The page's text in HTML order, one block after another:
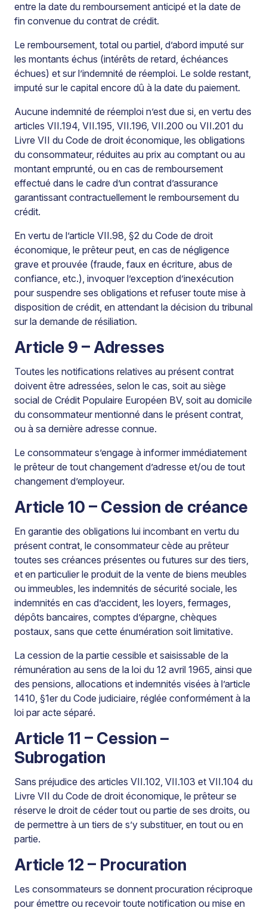
entre la date du remboursement anticipé et la date de
fin convenue du contrat de crédit.
Le remboursement, total ou partiel, d’abord imputé sur
les montants échus (intérêts de retard, échéances
échues) et sur l’indemnité de réemploi. Le solde restant,
imputé sur le capital encore dû à la date du paiement.
Aucune indemnité de réemploi n’est due si, en vertu des
articles VII.194, VII.195, VII.196, VII.200 ou VII.201 du
Livre VII du Code de droit économique, les obligations
du consommateur, réduites au prix au comptant ou au
montant emprunté, ou en cas de remboursement
effectué dans le cadre d’un contrat d’assurance
garantissant contractuellement le remboursement du
crédit.
En vertu de l’article VII.98, §2 du Code de droit
économique, le prêteur peut, en cas de négligence
grave et prouvée (fraude, faux en écriture, abus de
confiance, etc.), invoquer l’exception d’inexécution
pour suspendre ses obligations et refuser toute mise à
disposition de crédit, en attendant la décision du tribunal
sur la demande de résiliation.
Article 9 – Adresses
Toutes les notifications relatives au présent contrat
doivent être adressées, selon le cas, soit au siège
social de Crédit Populaire Européen BV, soit au domicile
du consommateur mentionné dans le présent contrat,
ou à sa dernière adresse connue.
Le consommateur s’engage à informer immédiatement
le prêteur de tout changement d’adresse et/ou de tout
changement d’employeur.
Article 10 – Cession de créance
En garantie des obligations lui incombant en vertu du
présent contrat, le consommateur cède au prêteur
toutes ses créances présentes ou futures sur des tiers,
et en particulier le produit de la vente de biens meubles
ou immeubles, les indemnités de sécurité sociale, les
indemnités en cas d’accident, les loyers, fermages,
dépôts bancaires, comptes d’épargne, chèques
postaux, sans que cette énumération soit limitative.
La cession de la partie cessible et saisissable de la
rémunération au sens de la loi du 12 avril 1965, ainsi que
des pensions, allocations et indemnités visées à l’article
1410, §1er du Code judiciaire, réglée conformément à la
loi par acte séparé.
Article 11 – Cession –
Subrogation
Sans préjudice des articles VII.102, VII.103 et VII.104 du
Livre VII du Code de droit économique, le prêteur se
réserve le droit de céder tout ou partie de ses droits, ou
de permettre à un tiers de s’y substituer, en tout ou en
partie.
Article 12 – Procuration
Les consommateurs se donnent procuration réciproque
pour émettre ou recevoir toute notification ou mise en